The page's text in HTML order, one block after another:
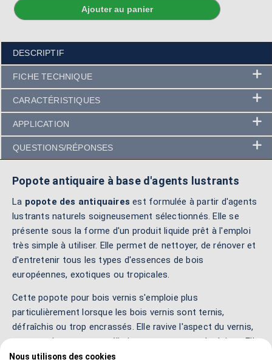
DESCRIPTIF
FICHE TECHNIQUE
CARACTÉRISTIQUES
APPLICATION
QUESTIONS/RÉPONSES
Popote antiquaire à base d'agents lustrants
La popote des antiquaires est formulée à partir d'agents
lustrants naturels soigneusement sélectionnés. Elle se
présente sous la forme d'un produit liquide prêt à l'emploi
très simple à utiliser. Elle permet de nettoyer, de rénover et
d'entretenir tous les types d'essences de bois
européennes, exotiques ou tropicales.
Cette popote pour bois vernis s'emploie plus
particulièrement lorsque les bois vernis sont ternis,
défraîchis ou trop encrassés. Elle ravive l'aspect du vernis,
estompe les rayures et élimine toutes traces de doigts. Elle
permet d'éclaircir les vernis trop altérés, grisés ou noircis
Nous utilisons des cookies